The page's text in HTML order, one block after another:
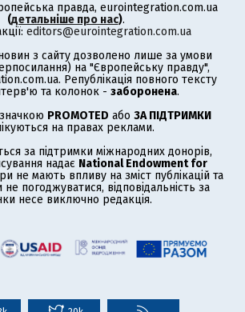
правда, eurointegration.com.ua
(детальніше про нас).
editors@eurointegration.com.ua
з сайту дозволено лише за умови
на "Європейську правду",
Републікація повного тексту
та колонок - заборонена.
PROMOTED або ЗА ПІДТРИМКИ
на правах реклами.
за підтримки міжнародних донорів,
надає National Endowment for
не мають впливу на зміст публікацій та
погоджуватися, відповідальність за
несе виключно редакція.